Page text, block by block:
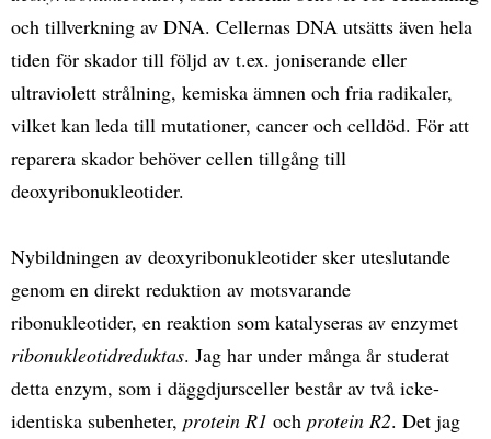
och tillverkning av DNA. Cellernas DNA utsätts även hela
tiden för skador till följd av t.ex. joniserande eller
ultraviolett strålning, kemiska ämnen och fria radikaler,
vilket kan leda till mutationer, cancer och celldöd. För att
reparera skador behöver cellen tillgång till
deoxyribonukleotider.
Nybildningen av deoxyribonukleotider sker uteslutande
genom en direkt reduktion av motsvarande
ribonukleotider, en reaktion som katalyseras av enzymet
ribonukleotidreduktas. Jag har under många år studerat
detta enzym, som i däggdjursceller består av två icke-
identiska subenheter, protein R1 och protein R2. Det jag